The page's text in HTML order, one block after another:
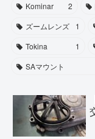
Kominar
2
ズームレンズ
1
Tokina
1
SAマウント